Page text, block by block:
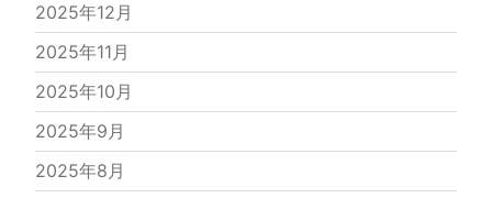
2025年12月
2025年11月
2025年10月
2025年9月
2025年8月